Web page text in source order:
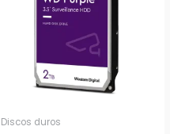
Discos duros